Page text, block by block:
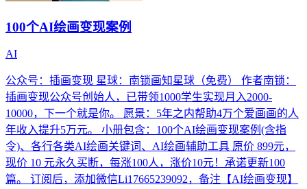
100个AI绘画变现案例
AI
公众号：插画变现 星球：南锁画知星球（免费） 作者南锁：
插画变现公众号创始人，已带领1000学生实现月入2000-
10000，下一个就是你。 愿景：5年之内帮助4万个爱画画的人
年收入提升5万元。 小册包含：100个AI绘画变现案例(含指
令)、各行各类AI绘画关键词、AI绘画辅助工具 原价 899元，
现价 10 元永久买断，每涨100人，涨价10元！承诺更新100
篇。 订阅后，添加微信Li17665239092，备注【AI绘画变现】